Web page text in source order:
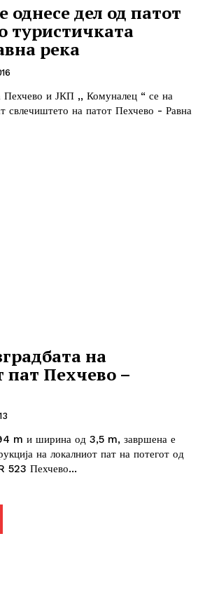
однесе дел од патот
туристичката
река
и ЈКП ,, Комуналец “ се на
свлечиштето на патот Пехчево - Равна
на
пат Пехчево –
m и ширина од 3,5 m, завршена е
на локалниот пат на потегот од
523 Пехчево...